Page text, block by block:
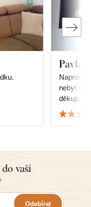
Pavla
Naprostá
nebyl
děkuji.
vaší
Odebírat